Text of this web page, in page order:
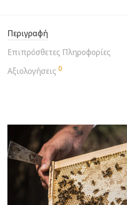
Περιγραφή
Επιπρόσθετες Πληροφορίες
Αξιολογήσεις 0